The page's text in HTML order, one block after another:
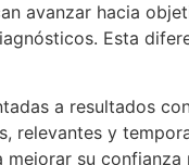
avanzar hacia
Esta
a resultados
relevantes y
su